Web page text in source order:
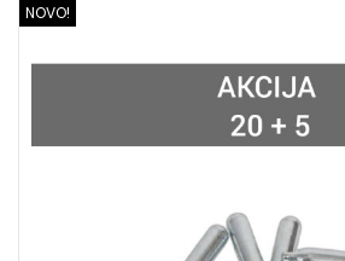
NOVO!